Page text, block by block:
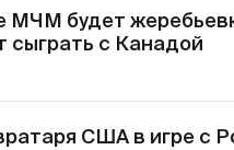
МЧМ будет
сыграть с Канадой
США в игре с